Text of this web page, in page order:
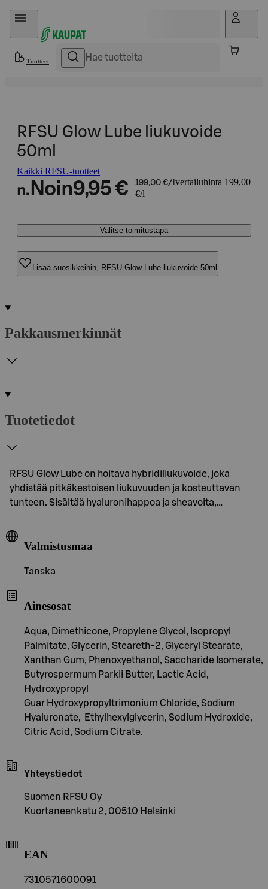
Hyppää sisältöön
Tuotteet
RFSU Glow Lube liukuvoide
50ml
Kaikki RFSU-tuotteet
n. Noin9,95 € 199,00 €/l vertailuhinta 199,00
€/l
Valitse toimitustapa
Lisää suosikkeihin, RFSU Glow Lube liukuvoide 50ml
Pakkausmerkinnät
Tuotetiedot
RFSU Glow Lube on hoitava hybridiliukuvoide, joka
yhdistää pitkäkestoisen liukuvuuden ja kosteuttavan
tunteen. Sisältää hyaluronihappoa ja sheavoita,…
Valmistusmaa
Tanska
Ainesosat
Aqua, Dimethicone, Propylene Glycol, Isopropyl
Palmitate, Glycerin, Steareth-2, Glyceryl Stearate,
Xanthan Gum, Phenoxyethanol, Saccharide Isomerate,
Butyrospermum Parkii Butter, Lactic Acid,
Hydroxypropyl
Guar Hydroxypropyltrimonium Chloride, Sodium
Hyaluronate, Ethylhexylglycerin, Sodium Hydroxide,
Citric Acid, Sodium Citrate.
Yhteystiedot
Suomen RFSU Oy
Kuortaneenkatu 2, 00510 Helsinki
EAN
7310571600091